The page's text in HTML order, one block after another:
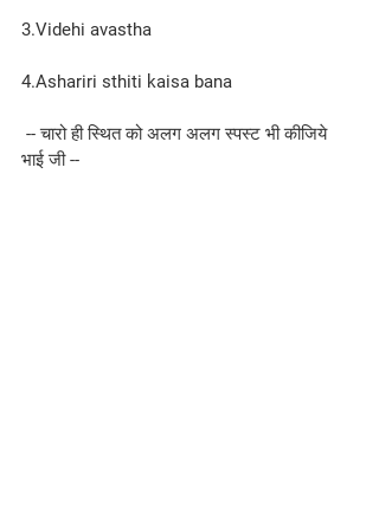
3.Videhi avastha
4.Ashariri sthiti kaisa bana
भाई जी --